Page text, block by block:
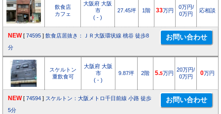
飲食店
カフェ
大阪府 大阪
市
( - )
27.45坪 1階 33万円
0万円/
0万円
応相談
NEW [ 74595 ] 飲食店居抜き：ＪＲ大阪環状線 桃谷 徒歩8
分
スケルトン
重飲食可
大阪府 大阪
市
( - )
9.87坪 2階 5.5万円
20万円/
0万円
0万円
NEW [ 74594 ] スケルトン：大阪メトロ千日前線 小路 徒歩
5分